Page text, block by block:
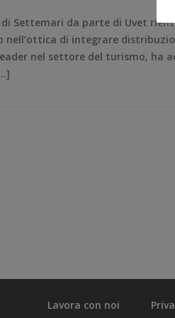
di Settemari da parte di Uvet
di integrare
nel settore del turismo, ha
Lavora con noi